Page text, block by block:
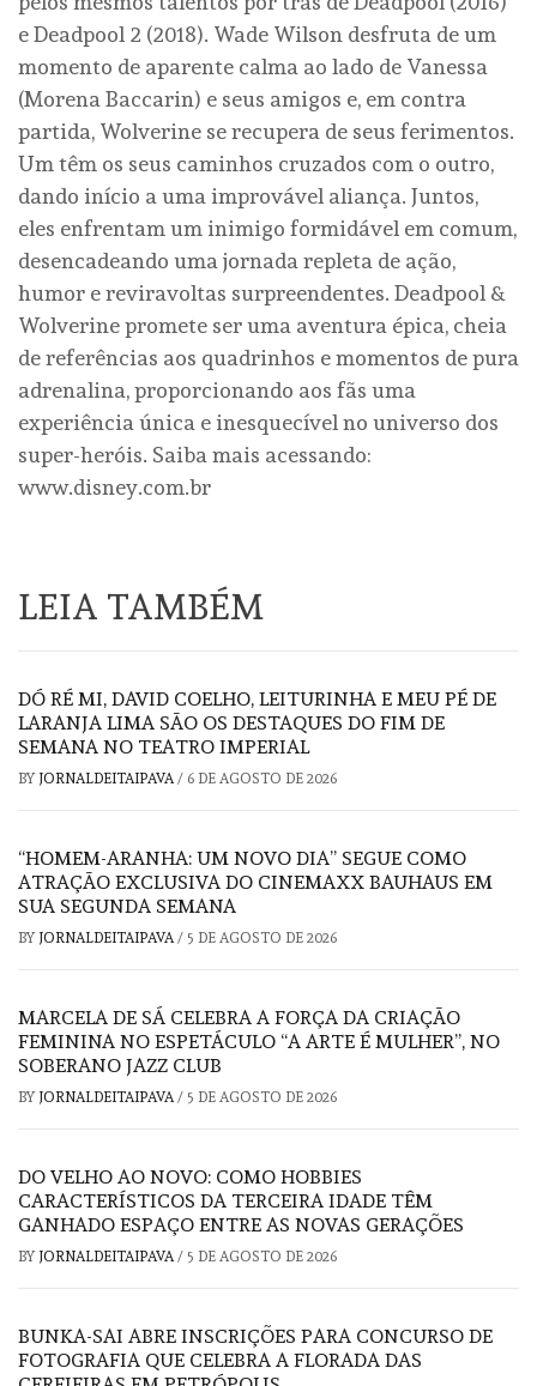
e Deadpool 2 (2018). Wade Wilson desfruta de um
momento de aparente calma ao lado de Vanessa
(Morena Baccarin) e seus amigos e, em contra
partida, Wolverine se recupera de seus ferimentos.
Um têm os seus caminhos cruzados com o outro,
dando início a uma improvável aliança. Juntos,
eles enfrentam um inimigo formidável em comum,
desencadeando uma jornada repleta de ação,
humor e reviravoltas surpreendentes. Deadpool &
Wolverine promete ser uma aventura épica, cheia
de referências aos quadrinhos e momentos de pura
adrenalina, proporcionando aos fãs uma
experiência única e inesquecível no universo dos
super-heróis. Saiba mais acessando:
www.disney.com.br
LEIA TAMBÉM
DÓ RÉ MI, DAVID COELHO, LEITURINHA E MEU PÉ DE
LARANJA LIMA SÃO OS DESTAQUES DO FIM DE
SEMANA NO TEATRO IMPERIAL
BY JORNALDEITAIPAVA / 6 DE AGOSTO DE 2026
“HOMEM-ARANHA: UM NOVO DIA” SEGUE COMO
ATRAÇÃO EXCLUSIVA DO CINEMAXX BAUHAUS EM
SUA SEGUNDA SEMANA
BY JORNALDEITAIPAVA / 5 DE AGOSTO DE 2026
MARCELA DE SÁ CELEBRA A FORÇA DA CRIAÇÃO
FEMININA NO ESPETÁCULO “A ARTE É MULHER”, NO
SOBERANO JAZZ CLUB
BY JORNALDEITAIPAVA / 5 DE AGOSTO DE 2026
DO VELHO AO NOVO: COMO HOBBIES
CARACTERÍSTICOS DA TERCEIRA IDADE TÊM
GANHADO ESPAÇO ENTRE AS NOVAS GERAÇÕES
BY JORNALDEITAIPAVA / 5 DE AGOSTO DE 2026
BUNKA-SAI ABRE INSCRIÇÕES PARA CONCURSO DE
FOTOGRAFIA QUE CELEBRA A FLORADA DAS